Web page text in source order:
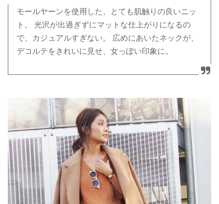
モールヤーンを使用した、とても肌触りの良いニッ
ト。 光沢が出過ぎずにマットな仕上がりになるの
で、カジュアルすぎない。 広めにあいたネックが、
デコルテをきれいに見せ、女っぽい印象に。